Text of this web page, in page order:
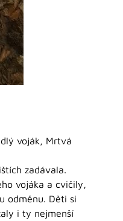
voják, Mrtvá
zadávala.
vojáka a cvičily,
odměnu. Děti si
i ty nejmenší